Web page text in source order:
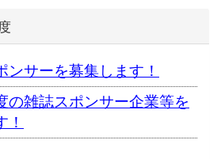
ンサーを募集します ！
の雑誌スポンサー企業等を
！